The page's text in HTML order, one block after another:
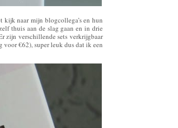
naar mijn blogcollega’s en hun
thuis aan de slag gaan en in drie
zijn verschillende sets verkrijgbaar
€62), super leuk dus dat ik een